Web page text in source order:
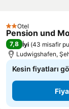
2 Yıldız
Otel
Pension und
7,8 İyi (43 misafir
Ludwigshafen,
Kesin fiyatları